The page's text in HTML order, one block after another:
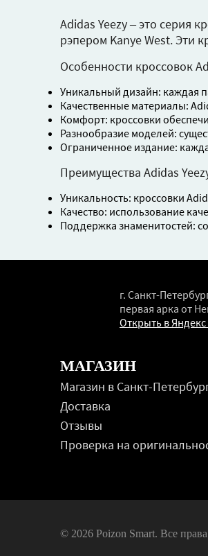
Adidas Yeezy – это серия
рэпером Kanye West. Эти
Особенности кроссовок
Уникальный дизайн: каждая
Качественные материалы:
Комфорт: кроссовки
Разнообразие моделей:
Ограниченное издание:
Преимущества Adidas
Уникальность: кроссовки
Качество: использование
Поддержка знаменитостей:
г. Санкт-
первая арка от
Открыть в Яндекс
МАГАЗИН
Магазин в Санкт-
Доставка
Отзывы
Проверка на
© 2026 Poizon Smart. Все